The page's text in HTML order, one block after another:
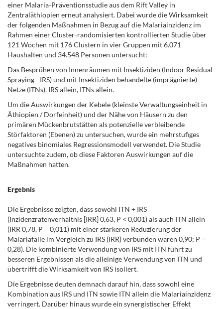
einer Malaria-Präventionsstudie aus dem Rift Valley in
Zentraläthiopien erneut analysiert. Dabei wurde die Wirksamkeit
der folgenden Maßnahmen in Bezug auf die Malariainzidenz im
Rahmen einer Cluster-randomisierten kontrollierten Studie über
121 Wochen mit 176 Clustern in vier Gruppen mit 6.071
Haushalten und 34.548 Personen untersucht:
Das Besprühen von Innenräumen mit Insektiziden (Indoor Residual
Spraying - IRS) und mit Insektiziden behandelte (imprägnierte)
Netze (ITNs), IRS allein, ITNs allein.
Um die Auswirkungen der Kebele (kleinste Verwaltungseinheit in
Äthiopien / Dorfeinheit) und der Nähe von Häusern zu den
primären Mückenbrutstätten als potenzielle verbleibende
Störfaktoren (Ebenen) zu untersuchen, wurde ein mehrstufiges
negatives binomiales Regressionsmodell verwendet. Die Studie
untersuchte zudem, ob diese Faktoren Auswirkungen auf die
Maßnahmen hatten.
Ergebnis
Die Ergebnisse zeigten, dass sowohl ITN + IRS
(Inzidenzratenverhältnis [IRR] 0,63, P < 0,001) als auch ITN allein
(IRR 0,78, P = 0,011) mit einer stärkeren Reduzierung der
Malariafälle im Vergleich zu IRS (IRR) verbunden waren 0,90; P =
0,28). Die kombinierte Verwendung von IRS mit ITN führt zu
besseren Ergebnissen als die alleinige Verwendung von ITN und
übertrifft die Wirksamkeit von IRS isoliert.
Die Ergebnisse deuten demnach darauf hin, dass sowohl eine
Kombination aus IRS und ITN sowie ITN allein die Malariainzidenz
verringert. Darüber hinaus wurde ein synergistischer Effekt